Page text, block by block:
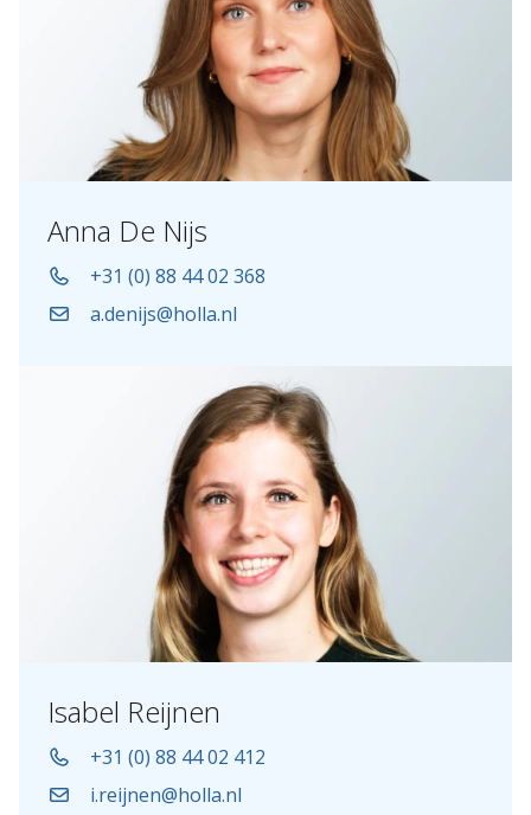
Anna De Nijs
+31 (0) 88 44 02 368
a.denijs@holla.nl
Isabel Reijnen
+31 (0) 88 44 02 412
i.reijnen@holla.nl